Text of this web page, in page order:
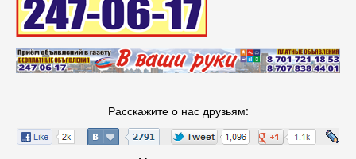
Расскажите о нас друзьям: